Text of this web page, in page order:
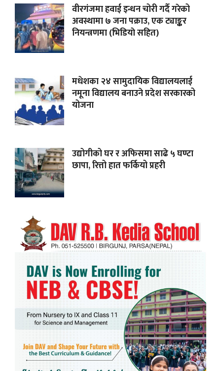
वीरगंजमा हवाई इन्धन चोरी गर्दै गरेको
अवस्थामा ७ जना पक्राउ, एक ट्याङ्कर
नियन्त्रणमा (भिडियाे सहित)
मधेशका २४ सामुदायिक विद्यालयलाई
नमूना विद्यालय बनाउने प्रदेश सरकारको
योजना
उद्योगीको घर र अफिसमा साढे ५ घण्टा
छापा, रित्तो हात फर्कियो प्रहरी